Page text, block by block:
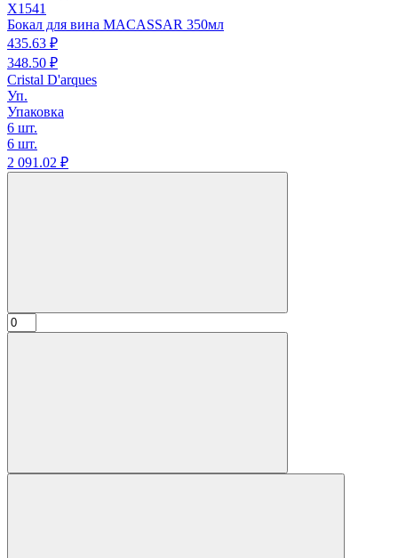
X1541
Бокал для вина MACASSAR 350мл
435.63 ₽
348.50 ₽
Cristal D'arques
Уп.
Упаковка
6 шт.
6 шт.
2 091.02 ₽